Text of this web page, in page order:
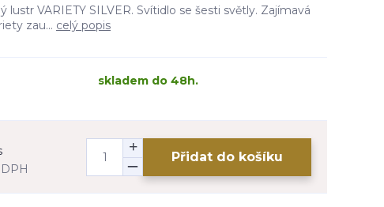
lustr VARIETY SILVER. Svítidlo se šesti světly. Zajímavá
zau... celý popis
skladem do 48h.
Přidat do košíku